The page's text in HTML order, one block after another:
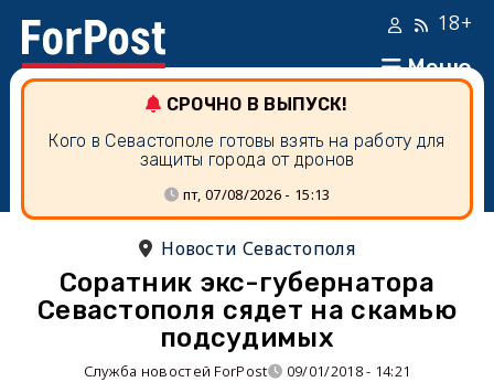
Меню
18+
СРОЧНО В ВЫПУСК!
Кого в Севастополе готовы взять на работу для
защиты города от дронов
пт, 07/08/2026 - 15:13
Новости Севастополя
Соратник экс-губернатора
Севастополя сядет на скамью
подсудимых
Служба новостей ForPost 09/01/2018 - 14:21